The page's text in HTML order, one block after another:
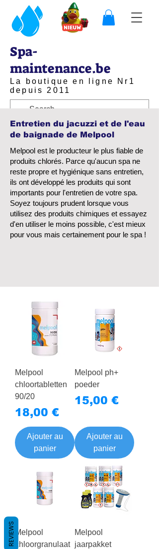
La boutique en ligne Nr1
depuis 2011
Spa-
maintenance.be
Entretien du jacuzzi et de l'eau
de baignade de Melpool
Melpool est le producteur le plus fiable de
produits chlorés. Parce qu'aucun spa ne
reste propre et hygiénique sans entretien,
ils ont développé les produits qui sont
importants pour l'entretien de votre spa.
Soyez toujours prudent lorsque vous
utilisez des produits chimiques et essayez
d'en utiliser le moins possible, c'est mieux
pour vous mais certainement pour le spa !
Melpool
chloortabletten
90/20
Prix
18,00 €
Ajouter au
panier
Melpool ph+
poeder
Prix
15,00 €
Ajouter au
panier
Melpool
chloorgranulaat
Melpool
jaarpakket
REVIEWS